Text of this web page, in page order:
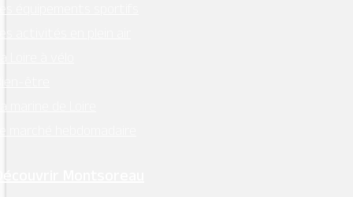
équipements sportifs
activités en plein air
Loire à vélo
être
marine de Loire
marché hebdomadaire
Montsoreau